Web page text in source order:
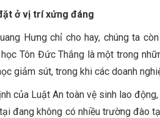
ở vị trí xứng đáng
Hưng chỉ cho hay, chúng ta
Tôn Đức Thắng là một trong
giảm sút, trong khi các doanh
của Luật An toàn vệ sinh lao
đang không có nhiều trường đào